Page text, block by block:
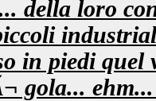
della loro
in piedi quel
gola...